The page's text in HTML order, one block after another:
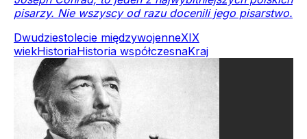
pisarzy. Nie wszyscy od razu docenili jego pisarstwo.
Dwudziestolecie międzywojenneXIX
wiekHistoriaHistoria współczesnaKraj